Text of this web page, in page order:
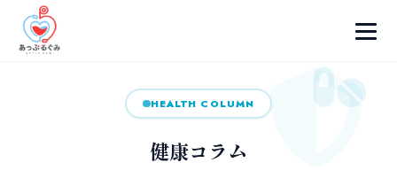
HEALTH COLUMN
健康コラム